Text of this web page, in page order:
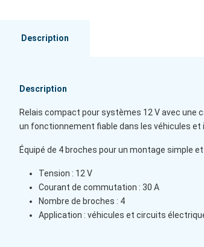
Description
Description
Relais compact pour systèmes 12 V avec une
un fonctionnement fiable dans les véhicules
Équipé de 4 broches pour un montage simple
Tension : 12 V
Courant de commutation : 30 A
Nombre de broches : 4
Application : véhicules et circuits